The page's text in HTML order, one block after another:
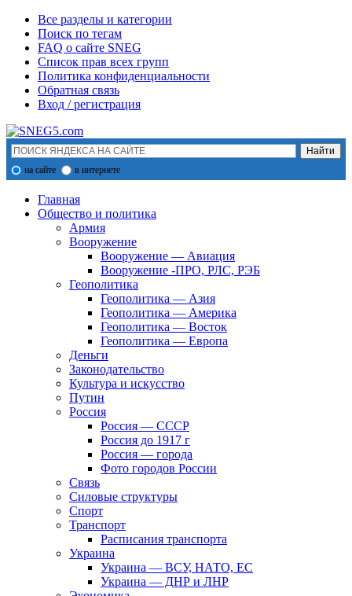
Все разделы и категории
Поиск по тегам
FAQ о сайте SNEG
Список прав всех групп
Политика конфиденциальности
Обратная связь
Вход / регистрация
на сайте в интернете
Главная
Общество и политика
Армия
Вооружение
Вооружение — Авиация
Вооружение -ПРО, РЛС, РЭБ
Геополитика
Геополитика — Азия
Геополитика — Америка
Геополитика — Восток
Геополитика — Европа
Деньги
Законодательство
Культура и искусство
Путин
Россия
Россия — СССР
Россия до 1917 г
Россия — города
Фото городов России
Связь
Силовые структуры
Спорт
Транспорт
Расписания транспорта
Украина
Украина — ВСУ, НАТО, ЕС
Украина — ДНР и ЛНР